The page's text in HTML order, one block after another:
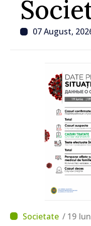
07 August,
/ 19